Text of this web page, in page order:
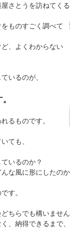
さとうを訪ねてく
ものすごく調べて
、よくわからない
いるのが、
るものです。
ても、
いるのか？
な風に形にしたのか
す。
ちらでも構いませ
、納得できるまで